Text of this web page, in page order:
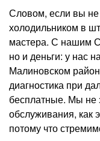
Словом, если вы не
холодильником в
мастера. С нашим
но и деньги: у нас
Малиновском
диагностика при
бесплатные. Мы не
обслуживания, как
потому что